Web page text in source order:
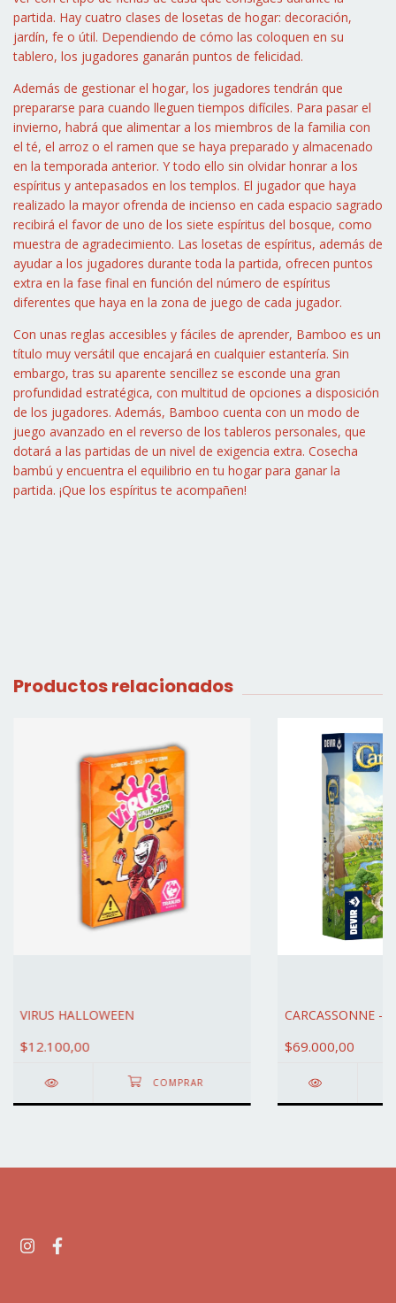
partida. Hay cuatro clases de losetas de hogar: decoración,
jardín, fe o útil. Dependiendo de cómo las coloquen en su
tablero, los jugadores ganarán puntos de felicidad.
Además de gestionar el hogar, los jugadores tendrán que
prepararse para cuando lleguen tiempos difíciles. Para pasar el
invierno, habrá que alimentar a los miembros de la familia con
el té, el arroz o el ramen que se haya preparado y almacenado
en la temporada anterior. Y todo ello sin olvidar honrar a los
espíritus y antepasados en los templos. El jugador que haya
realizado la mayor ofrenda de incienso en cada espacio sagrado
recibirá el favor de uno de los siete espíritus del bosque, como
muestra de agradecimiento. Las losetas de espíritus, además de
ayudar a los jugadores durante toda la partida, ofrecen puntos
extra en la fase final en función del número de espíritus
diferentes que haya en la zona de juego de cada jugador.
Con unas reglas accesibles y fáciles de aprender, Bamboo es un
título muy versátil que encajará en cualquier estantería. Sin
embargo, tras su aparente sencillez se esconde una gran
profundidad estratégica, con multitud de opciones a disposición
de los jugadores. Además, Bamboo cuenta con un modo de
juego avanzado en el reverso de los tableros personales, que
dotará a las partidas de un nivel de exigencia extra. Cosecha
bambú y encuentra el equilibrio en tu hogar para ganar la
partida. ¡Que los espíritus te acompañen!
Productos relacionados
VIRUS HALLOWEEN
$12.100,00
CARCASSONNE -
$69.000,00